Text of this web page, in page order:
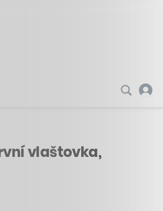
vlaštovka,